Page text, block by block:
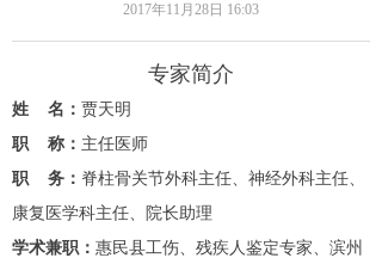
人才招聘
就医指南
专家简介
姓 名： 贾天明
职 称： 主任医师
职 务： 脊柱骨关节外科主任、 神经外科主任、
康复医学科主任、
院长助理
学术兼职： 惠民县工伤、残疾人鉴定专家、 滨州
2017年11月28日 16:03